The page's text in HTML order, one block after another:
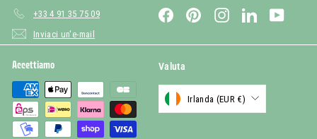
+33 4 91 35 75 09
Inviaci un'e-mail
FacebookPinterestInstagramLinkedIn
Accettiamo Valuta
Irlanda (EUR €)